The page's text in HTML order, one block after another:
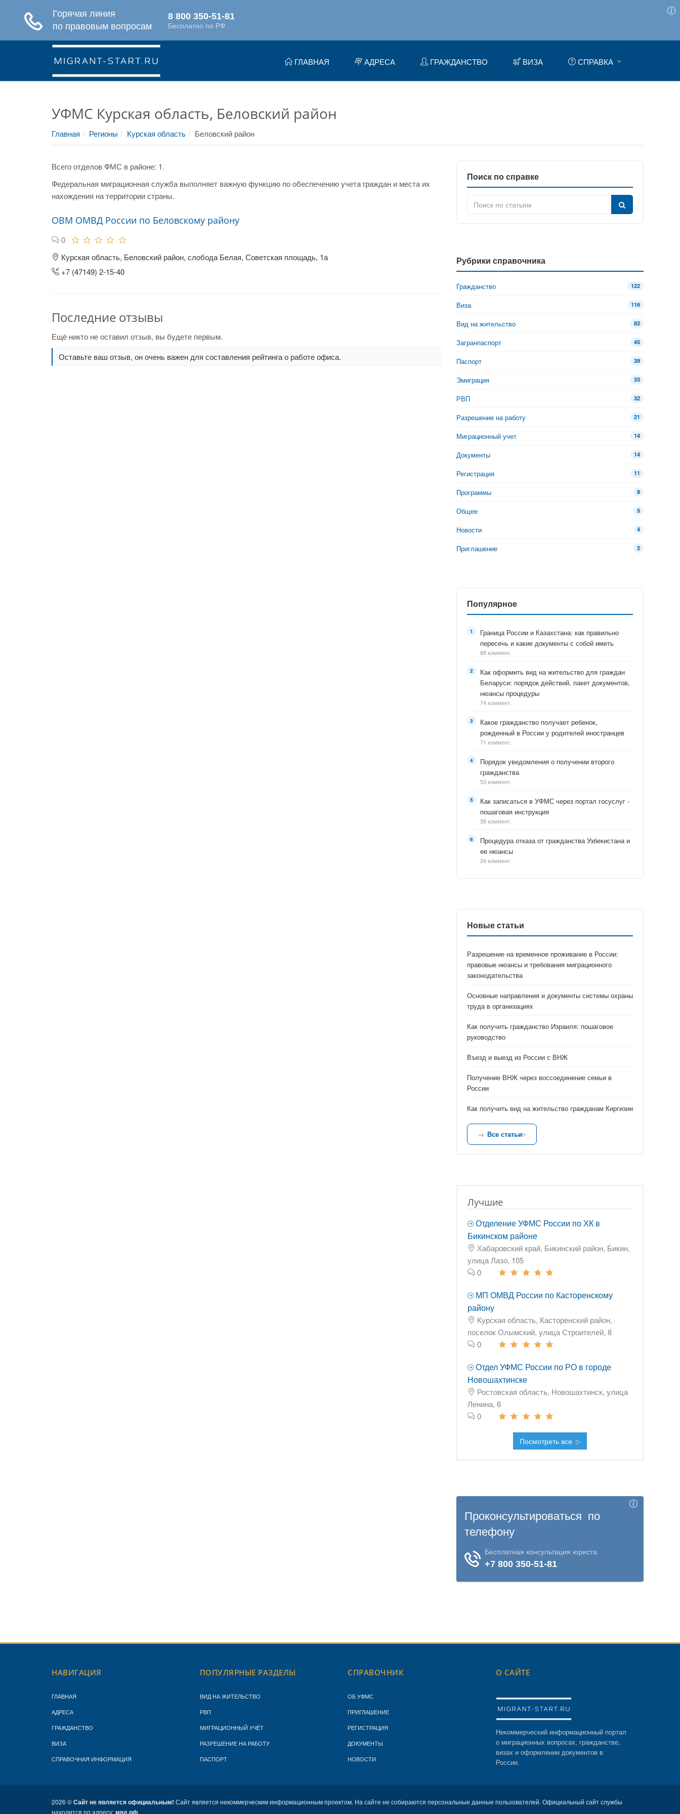
ГЛАВНАЯ АДРЕСА ГРАЖДАНСТВО ВИЗА СПРАВКА
УФМС Курская область, Беловский район
Главная Регионы Курская область Беловский район
Всего отделов ФМС в районе: 1.
Федеральная миграционная служба выполняет важную функцию по обеспечению учета граждан и места их
нахождения на территории страны.
ОВМ ОМВД России по Беловскому району
0
Курская область, Беловский район, слобода Белая, Советская площадь, 1а
+7 (47149) 2-15-40
Последние отзывы
Ещё никто не оставил отзыв, вы будете первым.
Оставьте ваш отзыв, он очень важен для составления рейтинга о работе офиса.
Поиск по справке
Рубрики справочника
Гражданство 122
Виза 116
Вид на жительство 82
Загранпаспорт 45
Паспорт 39
Эмиграция 33
РВП 32
Разрешение на работу 21
Миграционный учет 14
Документы 14
Регистрация 11
Программы 9
Общее 5
Новости 4
Приглашение 2
Популярное
Граница России и Казахстана: как правильно
пересечь и какие документы с собой иметь
88 коммент.
Как оформить вид на жительство для граждан
Беларуси: порядок действий, пакет документов,
нюансы процедуры
74 коммент.
Какое гражданство получает ребенок,
рожденный в России у родителей иностранцев
71 коммент.
Порядок уведомления о получении второго
гражданства
53 коммент.
Как записаться в УФМС через портал госуслуг -
пошаговая инструкция
38 коммент.
Процедура отказа от гражданства Узбекистана и
ее нюансы
24 коммент.
Новые статьи
Разрешение на временное проживание в России:
правовые нюансы и требования миграционного
законодательства
Основные направления и документы системы охраны
труда в организациях
Как получить гражданство Израиля: пошаговое
руководство
Въезд и выезд из России с ВНЖ
Получение ВНЖ через воссоединение семьи в
России
Как получить вид на жительство гражданам Киргизии
Все статьи
Лучшие
Отделение УФМС России по ХК в
Бикинском районе
Хабаровский край, Бикинский район, Бикин,
улица Лазо, 105
0
МП ОМВД России по Касторенскому
району
Курская область, Касторенский район,
поселок Олымский, улица Строителей, 8
0
Отдел УФМС России по РО в городе
Новошахтинске
Ростовская область, Новошахтинск, улица
Ленина, 6
0
Посмотреть все
НАВИГАЦИЯ
ГЛАВНАЯ
АДРЕСА
ГРАЖДАНСТВО
ВИЗА
СПРАВОЧНАЯ ИНФОРМАЦИЯ
ПОПУЛЯРНЫЕ РАЗДЕЛЫ
ВИД НА ЖИТЕЛЬСТВО
РВП
МИГРАЦИОННЫЙ УЧЁТ
РАЗРЕШЕНИЕ НА РАБОТУ
ПАСПОРТ
СПРАВОЧНИК
ОБ УФМС
ПРИГЛАШЕНИЕ
РЕГИСТРАЦИЯ
ДОКУМЕНТЫ
НОВОСТИ
О САЙТЕ
Некоммерческий информационный портал
о миграционных вопросах, гражданстве,
визах и оформлении документов в
России.
2026 ©Сайт не является официальным! Сайт является некоммерческим информационным проектом. На сайте не собираются персональные данные пользователей. Официальный сайт службы
находится по адресу:мвд.рф